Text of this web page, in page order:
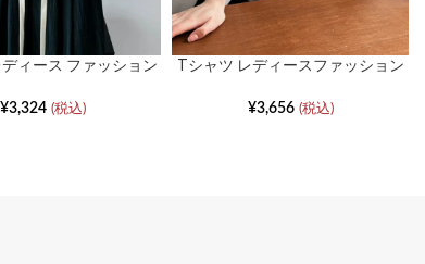
ィース ファッション
ボトムス
¥3,324 (税込)
Tシャツ レディースファッション
¥3,656 (税込)